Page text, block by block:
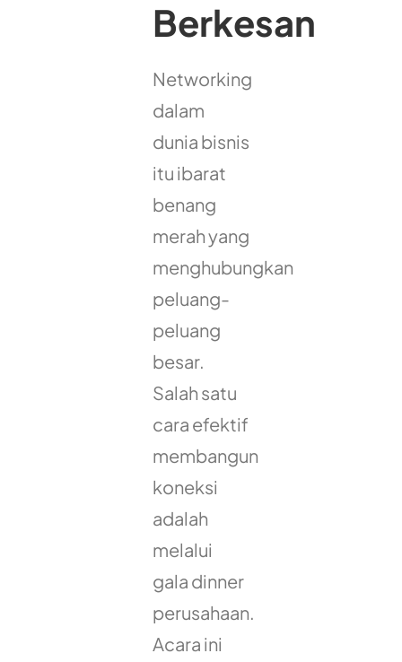
Berkesan
Networking
dalam
dunia bisnis
itu ibarat
benang
merah yang
menghubungkan
peluang-
peluang
besar.
Salah satu
cara efektif
membangun
koneksi
adalah
melalui
gala dinner
perusahaan.
Acara ini